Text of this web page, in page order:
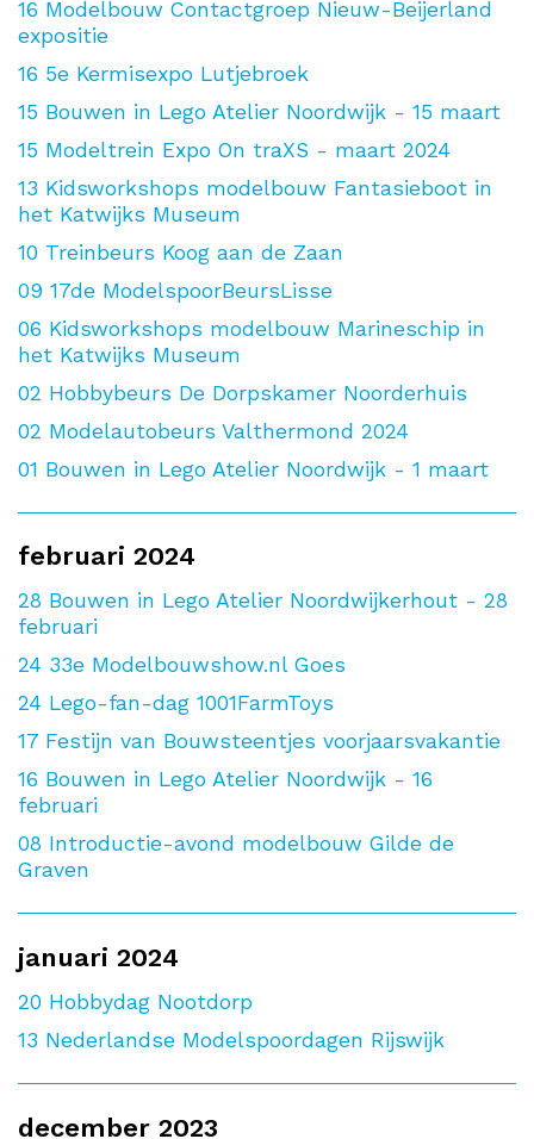
16 Modelbouw Contactgroep Nieuw-Beijerland
expositie
16 5e Kermisexpo Lutjebroek
15 Bouwen in Lego Atelier Noordwijk - 15 maart
15 Modeltrein Expo On traXS - maart 2024
13 Kidsworkshops modelbouw Fantasieboot in
het Katwijks Museum
10 Treinbeurs Koog aan de Zaan
09 17de ModelspoorBeursLisse
06 Kidsworkshops modelbouw Marineschip in
het Katwijks Museum
02 Hobbybeurs De Dorpskamer Noorderhuis
02 Modelautobeurs Valthermond 2024
01 Bouwen in Lego Atelier Noordwijk - 1 maart
februari 2024
28 Bouwen in Lego Atelier Noordwijkerhout - 28
februari
24 33e Modelbouwshow.nl Goes
24 Lego-fan-dag 1001FarmToys
17 Festijn van Bouwsteentjes voorjaarsvakantie
16 Bouwen in Lego Atelier Noordwijk - 16
februari
08 Introductie-avond modelbouw Gilde de
Graven
januari 2024
20 Hobbydag Nootdorp
13 Nederlandse Modelspoordagen Rijswijk
december 2023